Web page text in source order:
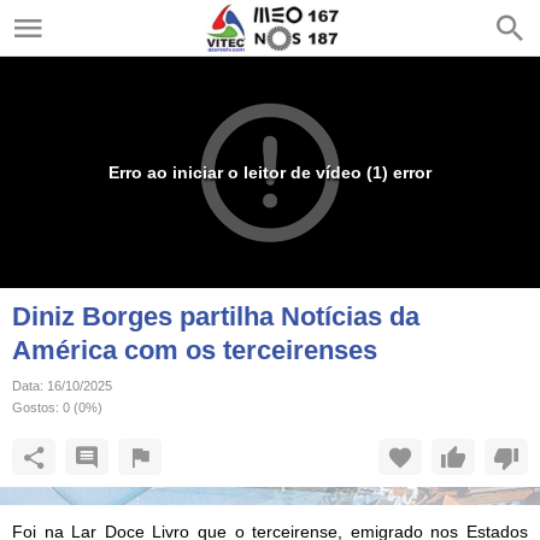
Erro ao iniciar o leitor de vídeo (1) error
Diniz Borges partilha Notícias da
América com os terceirenses
Data: 16/10/2025
Gostos: 0 (0%)
Foi na Lar Doce Livro que o terceirense, emigrado nos Estados